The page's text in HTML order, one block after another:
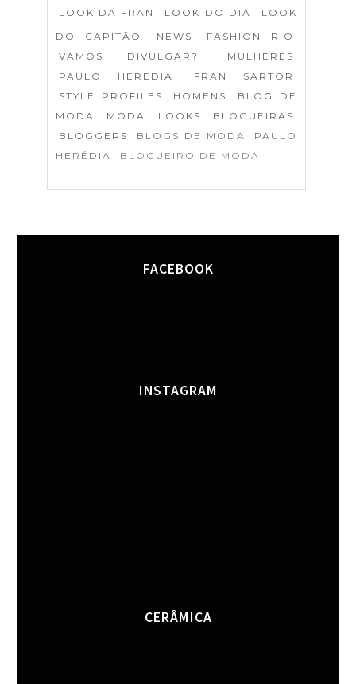
LOOK DA FRAN LOOK DO DIA
LOOK
DO CAPITÃO
NEWS
FASHION RIO
VAMOS DIVULGAR?
MULHERES
PAULO HEREDIA
FRAN SARTOR
STYLE PROFILES
HOMENS
BLOG DE
MODA
MODA LOOKS
BLOGUEIRAS
BLOGGERS
BLOGS DE MODA
PAULO
HERÉDIA
BLOGUEIRO DE MODA
FACEBOOK
INSTAGRAM
CERÂMICA